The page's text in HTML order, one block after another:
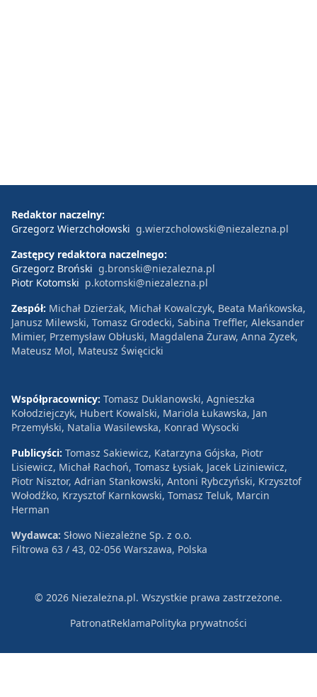
Redaktor naczelny:
Grzegorz Wierzchołowski g.wierzcholowski@niezalezna.pl
Zastępcy redaktora naczelnego:
Grzegorz Broński g.bronski@niezalezna.pl
Piotr Kotomski p.kotomski@niezalezna.pl
Zespół: Michał Dzierżak, Michał Kowalczyk, Beata Mańkowska,
Janusz Milewski, Tomasz Grodecki, Sabina Treffler, Aleksander
Mimier, Przemysław Obłuski, Magdalena Żuraw, Anna Zyzek,
Mateusz Mol, Mateusz Święcicki
Współpracownicy: Tomasz Duklanowski, Agnieszka
Kołodziejczyk, Hubert Kowalski, Mariola Łukawska, Jan
Przemyłski, Natalia Wasilewska, Konrad Wysocki
Publicyści: Tomasz Sakiewicz, Katarzyna Gójska, Piotr
Lisiewicz, Michał Rachoń, Tomasz Łysiak, Jacek Liziniewicz,
Piotr Nisztor, Adrian Stankowski, Antoni Rybczyński, Krzysztof
Wołodźko, Krzysztof Karnkowski, Tomasz Teluk, Marcin
Herman
Wydawca: Słowo Niezależne Sp. z o.o.
Filtrowa 63 / 43, 02-056 Warszawa, Polska
© 2026 Niezależna.pl. Wszystkie prawa zastrzeżone.
PatronatReklamaPolityka prywatności